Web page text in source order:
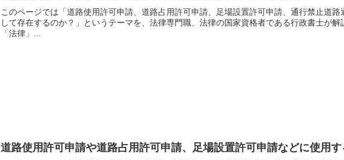
このページでは「道路使用許可申請、道路占用許可申請、足場設置許可申請、通行禁止道
して存在するのか？」というテーマを、法律専門職、法律の国家資格者である行政書士が
「法律」...
道路使用許可申請や道路占用許可申請、足場設置許可申請などに使用